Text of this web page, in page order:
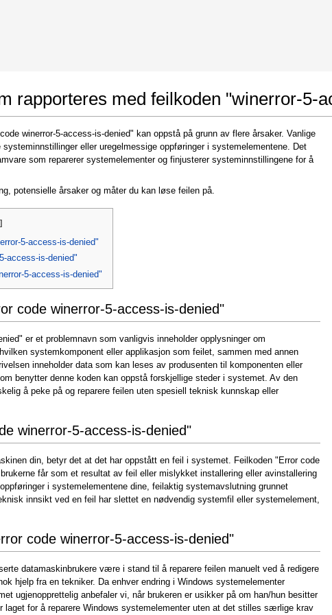
rapporteres med feilkoden "winerror-5-
winerror-5-access-is-denied" kan oppstå på grunn av flere årsaker. Vanlige
eller uregelmessige oppføringer i systemelementene. Det
som reparerer systemelementer og finjusterer systeminnstillingene for å
potensielle årsaker og måter du kan løse feilen på.
]
5-access-is-denied"
access-is-denied"
5-access-is-denied"
code winerror-5-access-is-denied"
er et problemnavn som vanligvis inneholder opplysninger om
systemkomponent eller applikasjon som feilet, sammen med annen
inneholder data som kan leses av produsenten til komponenten eller
benytter denne koden kan oppstå forskjellige steder i systemet. Av den
å peke på og reparere feilen uten spesiell teknisk kunnskap eller
winerror-5-access-is-denied"
din, betyr det at det har oppstått en feil i systemet. Feilkoden "Error code
får som et resultat av feil eller mislykket installering eller avinstallering
i systemelementene dine, feilaktig systemavslutning grunnet
innsikt ved en feil har slettet en nødvendig systemfil eller systemelement,
code winerror-5-access-is-denied"
datamaskinbrukere være i stand til å reparere feilen manuelt ved å redigere
hjelp fra en tekniker. Da enhver endring i Windows systemelementer
ugjenopprettelig anbefaler vi, når brukeren er usikker på om han/hun besitter
laget for å reparere Windows systemelementer uten at det stilles særlige krav
Google Chrome